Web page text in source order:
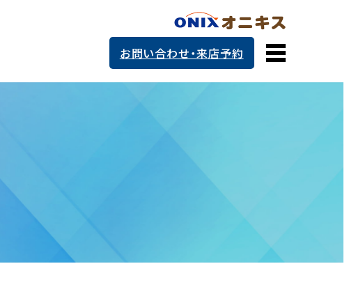
お問い合わせ・来店予約